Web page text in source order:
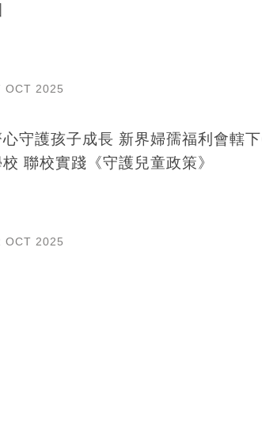
OCT 2025
心守護孩子成長 新界婦孺福利會轄
聯校實踐《守護兒童政策》
OCT 2025